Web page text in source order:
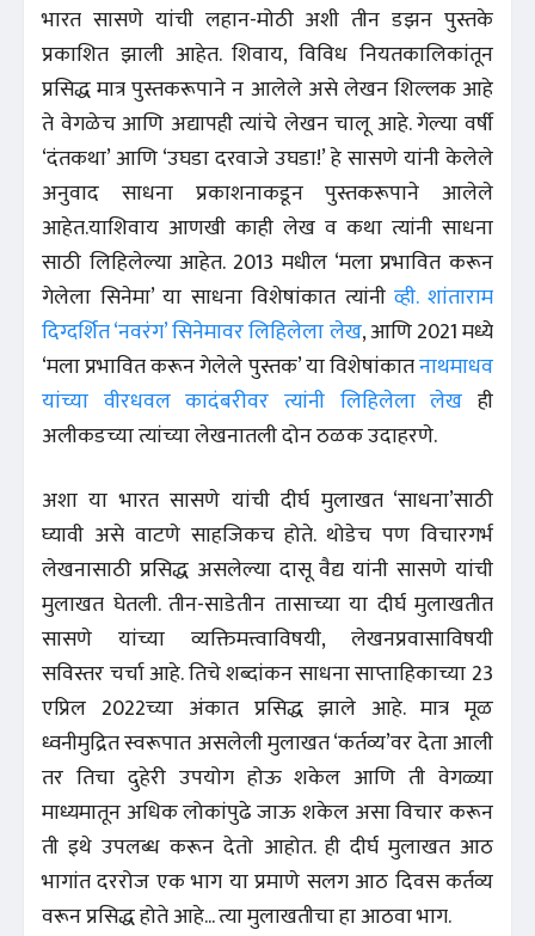
भारत सासणे यांची लहान-मोठी अशी तीन डझन पुस्तके
प्रकाशित झाली आहेत. शिवाय, विविध नियतकालिकांतून
प्रसिद्ध मात्र पुस्तकरूपाने न आलेले असे लेखन शिल्लक आहे
ते वेगळेच आणि अद्यापही त्यांचे लेखन चालू आहे. गेल्या वर्षी
‘दंतकथा’ आणि ‘उघडा दरवाजे उघडा!’ हे सासणे यांनी केलेले
अनुवाद साधना प्रकाशनाकडून पुस्तकरूपाने आलेले
आहेत.याशिवाय आणखी काही लेख व कथा त्यांनी साधना
साठी लिहिलेल्या आहेत. 2013 मधील ‘मला प्रभावित करून
गेलेला सिनेमा’ या साधना विशेषांकात त्यांनीव्ही. शांताराम
दिग्दर्शित ‘नवरंग’ सिनेमावर लिहिलेला लेख, आणि 2021 मध्ये
‘मला प्रभावित करून गेलेले पुस्तक’ या विशेषांकातनाथमाधव
यांच्या वीरधवल कादंबरीवर त्यांनी लिहिलेला लेख ही
अलीकडच्या त्यांच्या लेखनातली दोन ठळक उदाहरणे.
अशा या भारत सासणे यांची दीर्घ मुलाखत ‘साधना’साठी
घ्यावी असे वाटणे साहजिकच होते. थोडेच पण विचारगर्भ
लेखनासाठी प्रसिद्ध असलेल्या दासू वैद्य यांनी सासणे यांची
मुलाखत घेतली. तीन-साडेतीन तासाच्या या दीर्घ मुलाखतीत
सासणे यांच्या व्यक्तिमत्त्वाविषयी, लेखनप्रवासाविषयी
सविस्तर चर्चा आहे. तिचे शब्दांकन साधना साप्ताहिकाच्या 23
एप्रिल 2022च्या अंकात प्रसिद्ध झाले आहे. मात्र मूळ
ध्वनीमुद्रित स्वरूपात असलेली मुलाखत ‘कर्तव्य’वर देता आली
तर तिचा दुहेरी उपयोग होऊ शकेल आणि ती वेगळ्या
माध्यमातून अधिक लोकांपुढे जाऊ शकेल असा विचार करून
ती इथे उपलब्ध करून देतो आहोत. ही दीर्घ मुलाखत आठ
भागांत दररोज एक भाग या प्रमाणे सलग आठ दिवस कर्तव्य
वरून प्रसिद्ध होते आहे... त्या मुलाखतीचा हा आठवा भाग.